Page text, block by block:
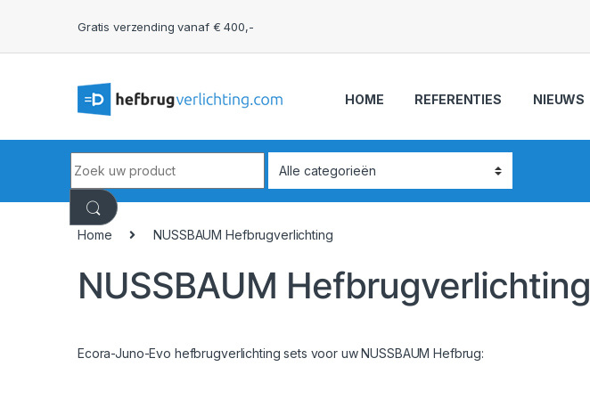
Gratis verzending vanaf € 400,-
HOME REFERENTIES NIEUWS
Home NUSSBAUM Hefbrugverlichting
NUSSBAUM Hefbrugverlichting
Ecora-Juno-Evo hefbrugverlichting sets voor uw NUSSBAUM Hefbrug: